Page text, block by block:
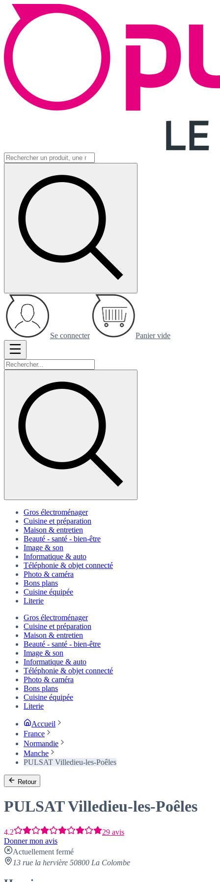
Se connecter Panier vide
Gros électroménager
Cuisine et préparation
Maison & entretien
Beauté - santé - bien-être
Image & son
Informatique & auto
Téléphonie & objet connecté
Photo & caméra
Bons plans
Cuisine équipée
Literie
Gros électroménager
Cuisine et préparation
Maison & entretien
Beauté - santé - bien-être
Image & son
Informatique & auto
Téléphonie & objet connecté
Photo & caméra
Bons plans
Cuisine équipée
Literie
Accueil
France
Normandie
Manche
PULSAT Villedieu-les-Poêles
Retour
PULSAT Villedieu-les-Poêles
4.2
29 avis
Donner mon avis
Actuellement fermé
13 rue la hervière 50800 La Colombe